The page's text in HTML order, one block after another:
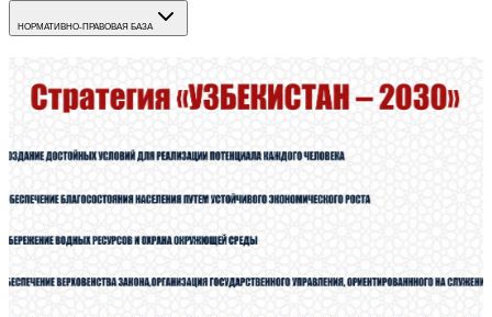
НОРМАТИВНО-ПРАВОВАЯ БАЗА